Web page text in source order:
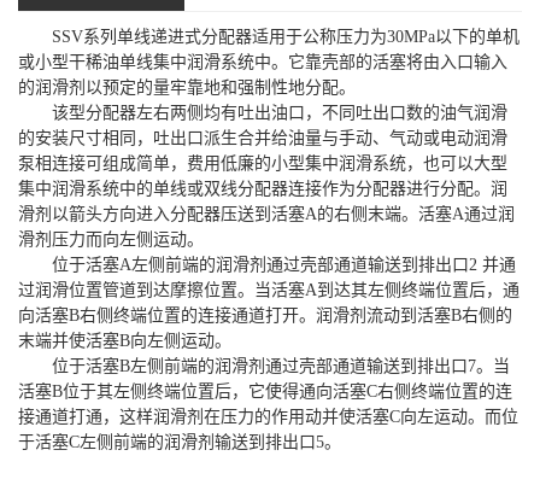
SSV系列单线递进式分配器适用于公称压力为30MPa以下的单机
或小型干稀油单线集中润滑系统中。它靠壳部的活塞将由入口输入
的润滑剂以预定的量牢靠地和强制性地分配。
该型分配器左右两侧均有吐出油口，不同吐出口数的油气润滑
的安装尺寸相同，吐出口派生合并给油量与手动、气动或电动润滑
泵相连接可组成简单，费用低廉的小型集中润滑系统，也可以大型
集中润滑系统中的单线或双线分配器连接作为分配器进行分配。润
滑剂以箭头方向进入分配器压送到活塞A的右侧末端。活塞A通过润
滑剂压力而向左侧运动。
位于活塞A左侧前端的润滑剂通过壳部通道输送到排出口2 并通
过润滑位置管道到达摩擦位置。当活塞A到达其左侧终端位置后，通
向活塞B右侧终端位置的连接通道打开。润滑剂流动到活塞B右侧的
末端并使活塞B向左侧运动。
位于活塞B左侧前端的润滑剂通过壳部通道输送到排出口7。当
活塞B位于其左侧终端位置后，它使得通向活塞C右侧终端位置的连
接通道打通，这样润滑剂在压力的作用动并使活塞C向左运动。而位
于活塞C左侧前端的润滑剂输送到排出口5。